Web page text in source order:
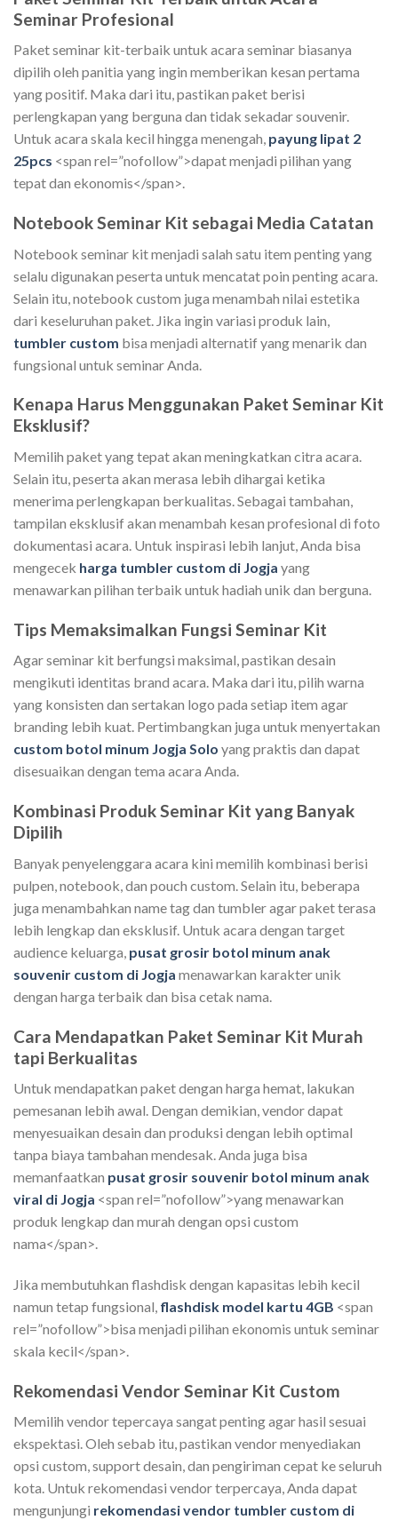
Seminar Profesional
Paket seminar kit-terbaik untuk acara seminar biasanya
dipilih oleh panitia yang ingin memberikan kesan pertama
yang positif. Maka dari itu, pastikan paket berisi
perlengkapan yang berguna dan tidak sekadar souvenir.
Untuk acara skala kecil hingga menengah, payung lipat 2
25pcs <span rel=”nofollow”>dapat menjadi pilihan yang
tepat dan ekonomis</span>.
Notebook Seminar Kit sebagai Media Catatan
Notebook seminar kit menjadi salah satu item penting yang
selalu digunakan peserta untuk mencatat poin penting acara.
Selain itu, notebook custom juga menambah nilai estetika
dari keseluruhan paket. Jika ingin variasi produk lain,
tumbler custom bisa menjadi alternatif yang menarik dan
fungsional untuk seminar Anda.
Kenapa Harus Menggunakan Paket Seminar Kit
Eksklusif?
Memilih paket yang tepat akan meningkatkan citra acara.
Selain itu, peserta akan merasa lebih dihargai ketika
menerima perlengkapan berkualitas. Sebagai tambahan,
tampilan eksklusif akan menambah kesan profesional di foto
dokumentasi acara. Untuk inspirasi lebih lanjut, Anda bisa
mengecek harga tumbler custom di Jogja yang
menawarkan pilihan terbaik untuk hadiah unik dan berguna.
Tips Memaksimalkan Fungsi Seminar Kit
Agar seminar kit berfungsi maksimal, pastikan desain
mengikuti identitas brand acara. Maka dari itu, pilih warna
yang konsisten dan sertakan logo pada setiap item agar
branding lebih kuat. Pertimbangkan juga untuk menyertakan
custom botol minum Jogja Solo yang praktis dan dapat
disesuaikan dengan tema acara Anda.
Kombinasi Produk Seminar Kit yang Banyak
Dipilih
Banyak penyelenggara acara kini memilih kombinasi berisi
pulpen, notebook, dan pouch custom. Selain itu, beberapa
juga menambahkan name tag dan tumbler agar paket terasa
lebih lengkap dan eksklusif. Untuk acara dengan target
audience keluarga, pusat grosir botol minum anak
souvenir custom di Jogja menawarkan karakter unik
dengan harga terbaik dan bisa cetak nama.
Cara Mendapatkan Paket Seminar Kit Murah
tapi Berkualitas
Untuk mendapatkan paket dengan harga hemat, lakukan
pemesanan lebih awal. Dengan demikian, vendor dapat
menyesuaikan desain dan produksi dengan lebih optimal
tanpa biaya tambahan mendesak. Anda juga bisa
memanfaatkan pusat grosir souvenir botol minum anak
viral di Jogja <span rel=”nofollow”>yang menawarkan
produk lengkap dan murah dengan opsi custom
nama</span>.
Jika membutuhkan flashdisk dengan kapasitas lebih kecil
namun tetap fungsional, flashdisk model kartu 4GB <span
rel=”nofollow”>bisa menjadi pilihan ekonomis untuk seminar
skala kecil</span>.
Rekomendasi Vendor Seminar Kit Custom
Memilih vendor tepercaya sangat penting agar hasil sesuai
ekspektasi. Oleh sebab itu, pastikan vendor menyediakan
opsi custom, support desain, dan pengiriman cepat ke seluruh
kota. Untuk rekomendasi vendor terpercaya, Anda dapat
mengunjungi rekomendasi vendor tumbler custom di